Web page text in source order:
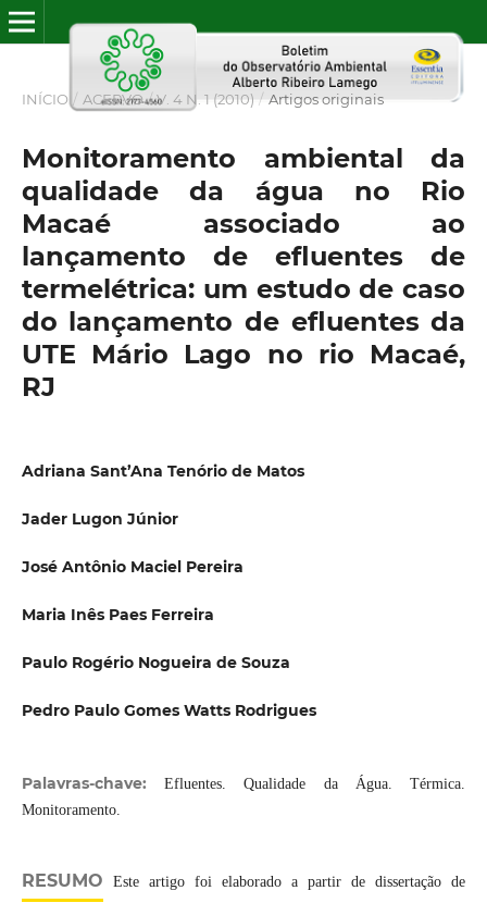
INÍCIO / ACERVO / V. 4 N. 1 (2010) / Artigos originais
Monitoramento ambiental da
qualidade da água no Rio
Macaé associado ao
lançamento de efluentes de
termelétrica: um estudo de caso
do lançamento de efluentes da
UTE Mário Lago no rio Macaé,
RJ
Adriana Sant’Ana Tenório de Matos
Jader Lugon Júnior
José Antônio Maciel Pereira
Maria Inês Paes Ferreira
Paulo Rogério Nogueira de Souza
Pedro Paulo Gomes Watts Rodrigues
Palavras-chave:Efluentes. Qualidade da Água. Térmica.
Monitoramento.
RESUMO Este artigo foi elaborado a partir de dissertação de